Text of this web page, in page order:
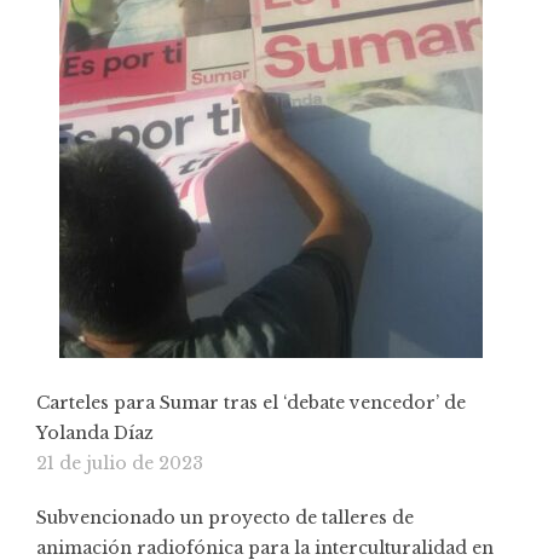
Carteles para Sumar tras el ‘debate vencedor’ de
Yolanda Díaz
21 de julio de 2023
Subvencionado un proyecto de talleres de
animación radiofónica para la interculturalidad en